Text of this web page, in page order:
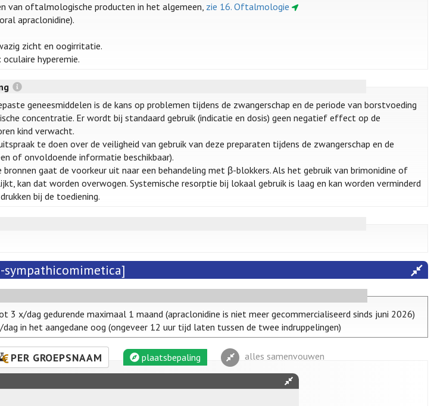
van oftalmologische producten in het algemeen, zie 16. Oftalmologie
apraclonidine).
zicht en oogirritatie.
hyperemie.
geneesmiddelen is de kans op problemen tijdens de zwangerschap en de periode van borstvoeding
concentratie. Er wordt bij standaard gebruik (indicatie en dosis) geen negatief effect op de
kind verwacht.
te doen over de veiligheid van gebruik van deze preparaten tijdens de zwangerschap en de
of onvoldoende informatie beschikbaar).
bronnen gaat de voorkeur uit naar een behandeling met β-blokkers. Als het gebruik van brimonidine of
kan dat worden overwogen. Systemische resorptie bij lokaal gebruik is laag en kan worden verminderd
bij de toediening.
3 x/dag gedurende maximaal 1 maand (apraclonidine is niet meer gecommercialiseerd sinds juni 2026)
in het aangedane oog (ongeveer 12 uur tijd laten tussen de twee indruppelingen)
PER GROEPSNAAM plaatsbepaling alles samenvouwen